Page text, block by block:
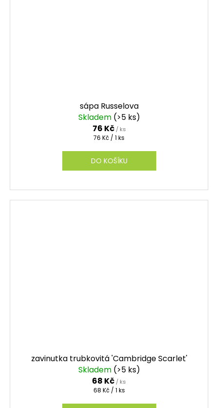
sápa Russelova
Skladem (>5 ks)
76 Kč / ks
Měrná
76 Kč / 1 ks
DO KOŠÍKU
zavinutka trubkovitá 'Cambridge Scarlet'
Skladem (>5 ks)
68 Kč / ks
Měrná
68 Kč / 1 ks